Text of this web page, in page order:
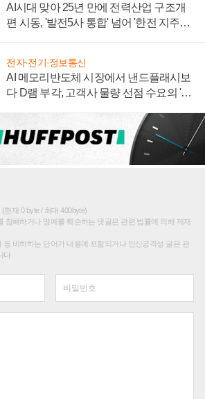
AI시대 맞아 25년 만에 전력산업 구조개
편 시동, '발전5사 통합' 넘어 '한전 지주사'
전자·전기·정보통신
AI 메모리반도체 시장에서 낸드플래시보
다 D램 부각, 고객사 물량 선점 수요의 '우
현재 0 byte / 최대 400byte)
침해하거나 명예를 훼손하는 댓글은 관련 법률에 의해 제재
등 비하하는 단어가 내용에 포함되거나 인신공격성 글은 관
다.